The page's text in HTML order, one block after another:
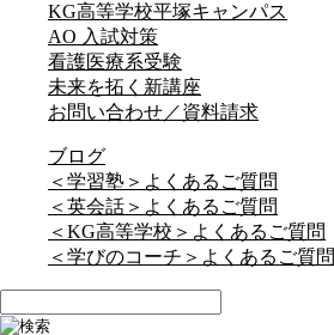
KG高等学校平塚キャンパス
AO 入試対策
看護医療系受験
未来を拓く新講座
お問い合わせ／資料請求
ブログ
＜学習塾＞よくあるご質問
＜英会話＞よくあるご質問
＜KG高等学校＞よくあるご質問
＜学びのコーチ＞よくあるご質問